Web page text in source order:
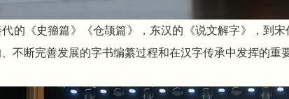
的《史籀篇》《仓颉篇》，东汉的《说文解字》，到
不断完善发展的字书编纂过程和在汉字传承中发挥的重